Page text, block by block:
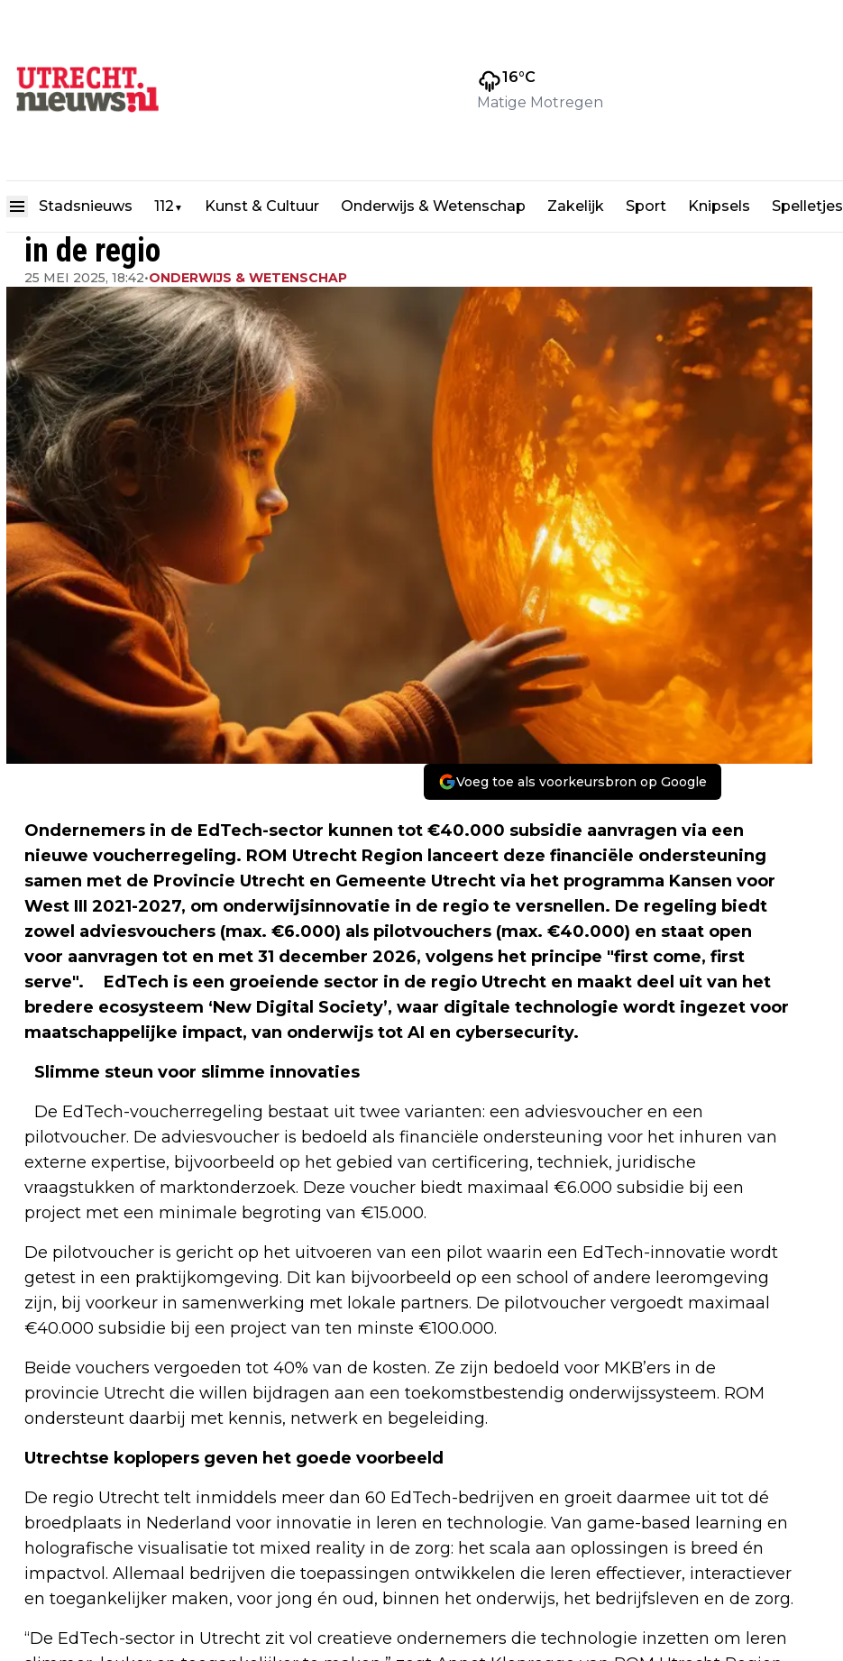
16°C
Matige Motregen
Stadsnieuws 112 ▼ Kunst & Cultuur Onderwijs & Wetenschap Zakelijk Sport Knipsels Spelletjes
Financiële steun voor technologische onderwijsvernieuwing
in de regio
25 MEI 2025, 18:42•ONDERWIJS & WETENSCHAP
Voeg toe als voorkeursbron op Google
Ondernemers in de EdTech-sector kunnen tot €40.000 subsidie aanvragen via een
nieuwe voucherregeling. ROM Utrecht Region lanceert deze financiële ondersteuning
samen met de Provincie Utrecht en Gemeente Utrecht via het programma Kansen voor
West III 2021-2027, om onderwijsinnovatie in de regio te versnellen. De regeling biedt
zowel adviesvouchers (max. €6.000) als pilotvouchers (max. €40.000) en staat open
voor aanvragen tot en met 31 december 2026, volgens het principe "first come, first
serve". EdTech is een groeiende sector in de regio Utrecht en maakt deel uit van het
bredere ecosysteem ‘New Digital Society’, waar digitale technologie wordt ingezet voor
maatschappelijke impact, van onderwijs tot AI en cybersecurity.
Slimme steun voor slimme innovaties
De EdTech-voucherregeling bestaat uit twee varianten: een adviesvoucher en een
pilotvoucher. De adviesvoucher is bedoeld als financiële ondersteuning voor het inhuren van
externe expertise, bijvoorbeeld op het gebied van certificering, techniek, juridische
vraagstukken of marktonderzoek. Deze voucher biedt maximaal €6.000 subsidie bij een
project met een minimale begroting van €15.000.
De pilotvoucher is gericht op het uitvoeren van een pilot waarin een EdTech-innovatie wordt
getest in een praktijkomgeving. Dit kan bijvoorbeeld op een school of andere leeromgeving
zijn, bij voorkeur in samenwerking met lokale partners. De pilotvoucher vergoedt maximaal
€40.000 subsidie bij een project van ten minste €100.000.
Beide vouchers vergoeden tot 40% van de kosten. Ze zijn bedoeld voor MKB’ers in de
provincie Utrecht die willen bijdragen aan een toekomstbestendig onderwijssysteem. ROM
ondersteunt daarbij met kennis, netwerk en begeleiding.
Utrechtse koplopers geven het goede voorbeeld
De regio Utrecht telt inmiddels meer dan 60 EdTech-bedrijven en groeit daarmee uit tot dé
broedplaats in Nederland voor innovatie in leren en technologie. Van game-based learning en
holografische visualisatie tot mixed reality in de zorg: het scala aan oplossingen is breed én
impactvol. Allemaal bedrijven die toepassingen ontwikkelen die leren effectiever, interactiever
en toegankelijker maken, voor jong én oud, binnen het onderwijs, het bedrijfsleven en de zorg.
“De EdTech-sector in Utrecht zit vol creatieve ondernemers die technologie inzetten om leren